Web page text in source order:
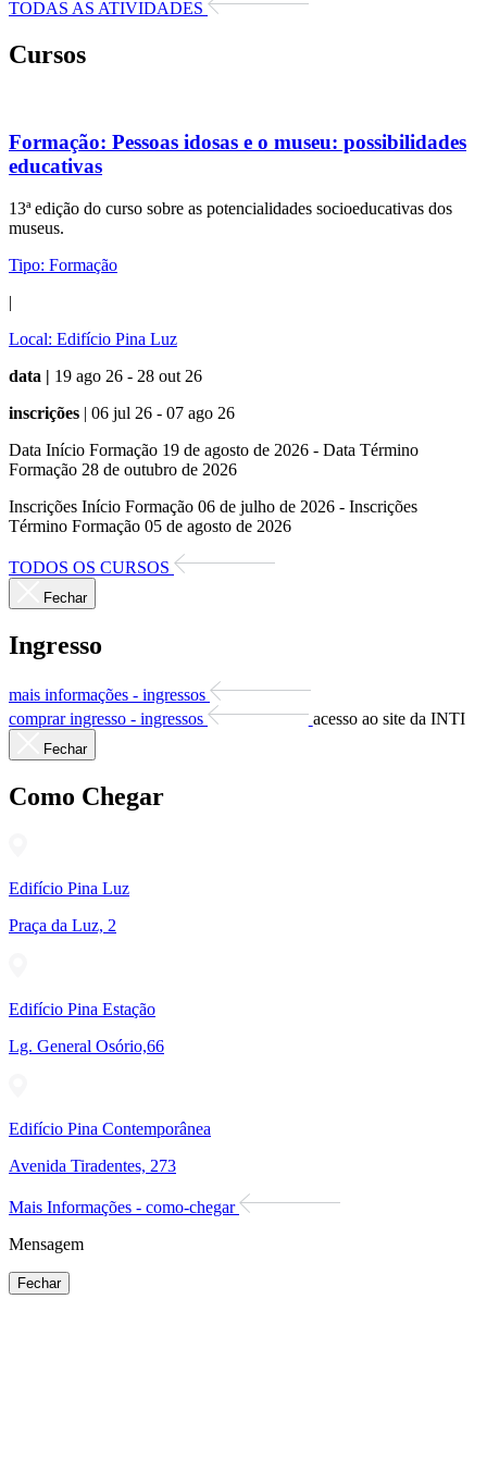
TODAS AS ATIVIDADES
Cursos
Formação: Pessoas idosas e o museu: possibilidades
educativas
13ª edição do curso sobre as potencialidades socioeducativas dos
museus.
Tipo: Formação
|
Local: Edifício Pina Luz
data | 19 ago 26 - 28 out 26
inscrições | 06 jul 26 - 07 ago 26
Data Início Formação 19 de agosto de 2026 - Data Término
Formação 28 de outubro de 2026
Inscrições Início Formação 06 de julho de 2026 - Inscrições
Término Formação 05 de agosto de 2026
TODOS OS CURSOS
Fechar
Ingresso
mais informações - ingressos
comprar ingresso - ingressos
acesso ao site da INTI
Fechar
Como Chegar
Edifício Pina Luz
Praça da Luz, 2
Edifício Pina Estação
Lg. General Osório,66
Edifício Pina Contemporânea
Avenida Tiradentes, 273
Mais Informações - como-chegar
Mensagem
Fechar